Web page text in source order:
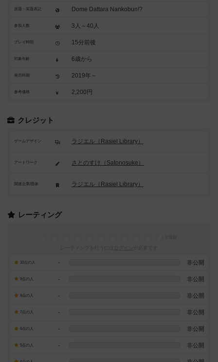
原題・英題表記 Dome Dattara Nankobun!?
参加人数 3人～40人
プレイ時間 15分前後
対象年齢 6歳から
発売時期 2019年～
参考価格 2,200円
クレジット
ゲームデザイン ラジエル（Rasiel Library）
アートワーク さとのすけ（Satonosuke）
関連企業/団体 ラジエル（Rasiel Library）
レーティング
10点の人 - 非公開
9点の人 - 非公開
8点の人 - 非公開
7点の人 - 非公開
6点の人 - 非公開
5点の人 - 非公開